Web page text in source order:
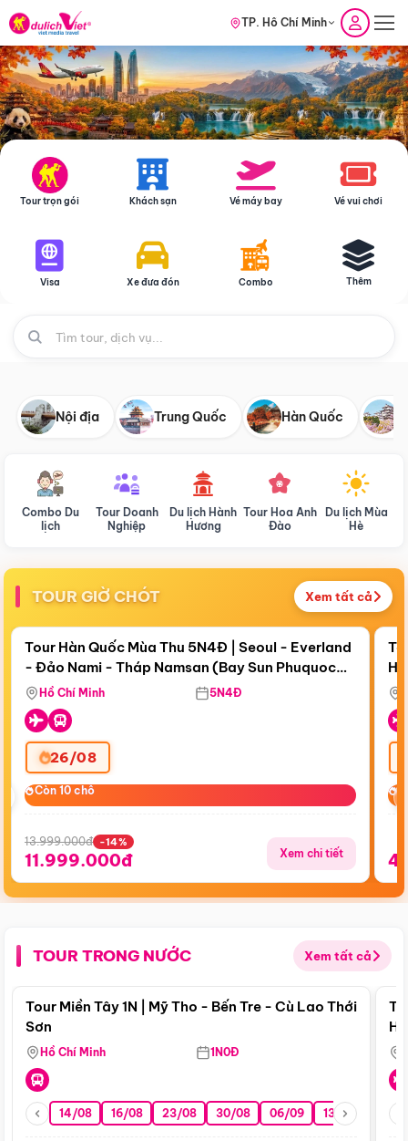
TP. Hồ Chí Minh
Tour trọn gói Khách sạn Vé máy bay Vé vui chơi
Visa Xe đưa đón Combo Thêm
Nội địa Trung Quốc Hàn Quốc
Combo Du
lịch
Tour Doanh
Nghiệp
Du lịch Hành
Hương
Tour Hoa Anh
Đào
Du lịch Mùa
Hè
TOUR GIỜ CHÓT Xem tất cả
Còn19 ngày 05:43:10
Điểm nổi bật
Tour Hàn Quốc Mùa Thu 5N4Đ | Seoul - Everland
- Đảo Nami - Tháp Namsan (Bay Sun Phuquoc
Airways)
Hồ Chí Minh 5N4Đ
26/08
Còn 10 chỗ
Còn 10 chỗ
13.999.000đ -14%
11.999.000đ Xem chi tiết
TOUR TRONG NƯỚC Xem tất cả
Điểm nổi bật
Tour Miền Tây 1N | Mỹ Tho - Bến Tre - Cù Lao Thới
Sơn
Hồ Chí Minh 1N0Đ
14/08 16/08 23/08 30/08 06/09 13/09 20/09